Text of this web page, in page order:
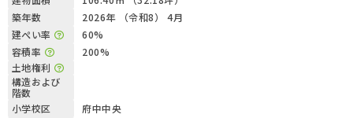
築年数
2026年 （令和8） 4月
建ぺい率
60%
容積率
200%
土地権利
構造および
階数
小学校区
府中中央